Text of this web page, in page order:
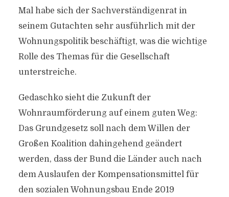
Mal habe sich der Sachverständigenrat in
seinem Gutachten sehr ausführlich mit der
Wohnungspolitik beschäftigt, was die wichtige
Rolle des Themas für die Gesellschaft
unterstreiche.
Gedaschko sieht die Zukunft der
Wohnraumförderung auf einem guten Weg:
Das Grundgesetz soll nach dem Willen der
Großen Koalition dahingehend geändert
werden, dass der Bund die Länder auch nach
dem Auslaufen der Kompensationsmittel für
den sozialen Wohnungsbau Ende 2019